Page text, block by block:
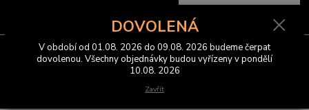
Menu
0 Kč
DOVOLENÁ
V období od 01.08. 2026 do 09.08. 2026 budeme čerpat
dovolenou. Všechny objednávky budou vyřízeny v pondělí
10.08. 2026
Zavřít